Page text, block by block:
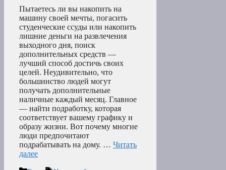
Пытаетесь ли вы накопить на
машину своей мечты, погасить
студенческие ссуды или накопить
лишние деньги на развлечения
выходного дня, поиск
дополнительных средств —
лучший способ достичь своих
целей. Неудивительно, что
большинство людей могут
получать дополнительные
наличные каждый месяц. Главное
— найти подработку, которая
соответствует вашему графику и
образу жизни. Вот почему многие
люди предпочитают
подрабатывать на дому. … Читать
далее